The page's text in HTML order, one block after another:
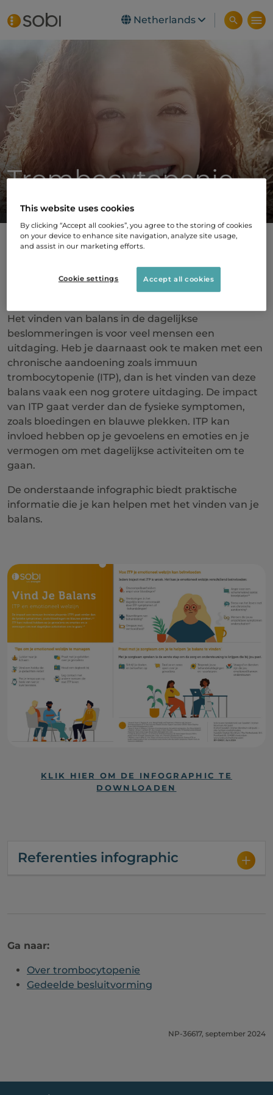
Skip to main content
Netherlands
Trombocytopenie
Vind je balans
Het vinden van balans in de dagelijkse
beslommeringen is voor veel mensen een
uitdaging. Heb je daarnaast ook te maken met een
chronische aandoening zoals immuun
trombocytopenie (ITP), dan is het vinden van deze
balans vaak een nog grotere uitdaging. De impact
van ITP gaat verder dan de fysieke symptomen,
zoals bloedingen en blauwe plekken. ITP kan
invloed hebben op je gevoelens en emoties en je
vermogen om met dagelijkse activiteiten om te
gaan.
De onderstaande infographic biedt praktische
informatie die je kan helpen met het vinden van je
balans.
KLIK HIER OM DE INFOGRAPHIC TE
DOWNLOADEN
Referenties infographic
Ga naar:
Over trombocytopenie
Gedeelde besluitvorming
NP-36617, september 2024
This website uses cookies
By clicking “Accept all cookies”, you agree to the storing of cookies
on your device to enhance site navigation, analyze site usage,
and assist in our marketing efforts.
Cookie settings Accept all cookies